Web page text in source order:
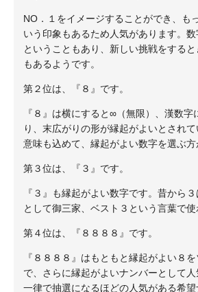
NO．１をイメージすることができ、も
いう印象もあるため人気があります。
ということもあり、新しい挑戦をする
もあるようです。
第２位は、『８』です。
『８』は横にすると∞（無限）、漢数字
り、末広がりの形が縁起がよいとされ
意味も込めて、縁起がよい数字を選ぶ方
第３位は、『３』です。
『３』も縁起がよい数字です。昔から
として御三家、ベスト３という言葉で使
第４位は、『８８８８』です。
『８８８８』はもともと縁起がよい８
で、さらに縁起がよいナンバーとして
一律で抽選になるほどの人気がある希